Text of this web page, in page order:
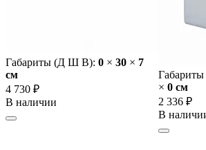
Габариты (Д Ш В): 0 × 30 × 7
cм
4 730 ₽
В наличии
× 0 cм
2 336 ₽
В